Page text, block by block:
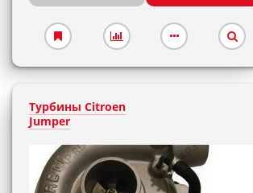
Турбины Citroen
Jumper